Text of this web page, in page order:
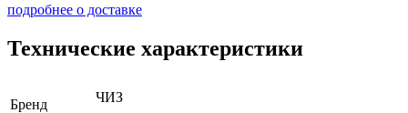
подробнее о доставке
Технические характеристики
Бренд ЧИЗ